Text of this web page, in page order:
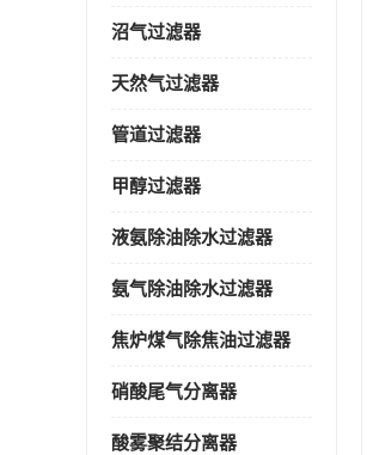
沼气过滤器
天然气过滤器
管道过滤器
甲醇过滤器
液氨除油除水过滤器
氨气除油除水过滤器
焦炉煤气除焦油过滤器
硝酸尾气分离器
酸雾聚结分离器